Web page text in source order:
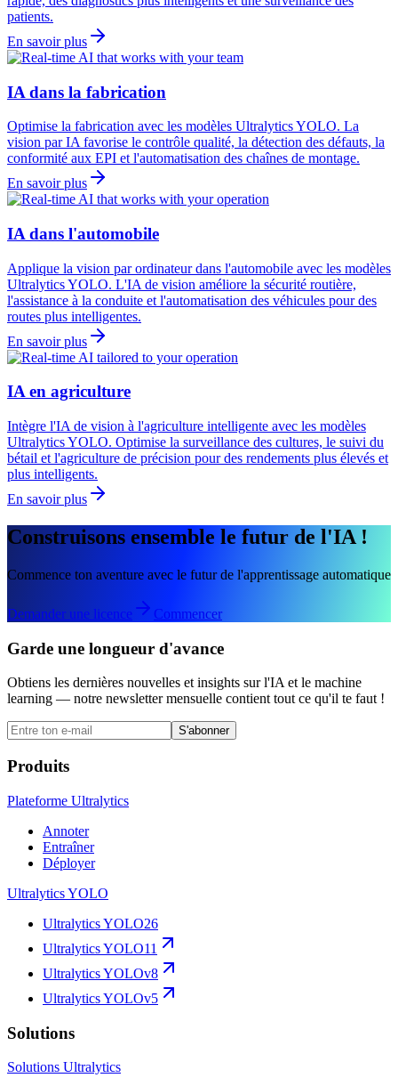
patients.
En savoir plus
IA dans la fabrication
Optimise la fabrication avec les modèles Ultralytics YOLO. La
vision par IA favorise le contrôle qualité, la détection des défauts, la
conformité aux EPI et l'automatisation des chaînes de montage.
En savoir plus
IA dans l'automobile
Applique la vision par ordinateur dans l'automobile avec les modèles
Ultralytics YOLO. L'IA de vision améliore la sécurité routière,
l'assistance à la conduite et l'automatisation des véhicules pour des
routes plus intelligentes.
En savoir plus
IA en agriculture
Intègre l'IA de vision à l'agriculture intelligente avec les modèles
Ultralytics YOLO. Optimise la surveillance des cultures, le suivi du
bétail et l'agriculture de précision pour des rendements plus élevés et
plus intelligents.
En savoir plus
Construisons ensemble le futur de l'IA !
Commence ton aventure avec le futur de l'apprentissage automatique
Demander une licence Commencer
Garde une longueur d'avance
Obtiens les dernières nouvelles et insights sur l'IA et le machine
learning — notre newsletter mensuelle contient tout ce qu'il te faut !
S'abonner
Produits
Plateforme Ultralytics
Annoter
Entraîner
Déployer
Ultralytics YOLO
Ultralytics YOLO26
Ultralytics YOLO11
Ultralytics YOLOv8
Ultralytics YOLOv5
Solutions
Solutions Ultralytics